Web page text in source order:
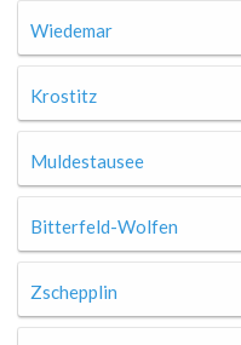
Wiedemar
Krostitz
Muldestausee
Bitterfeld-Wolfen
Zschepplin